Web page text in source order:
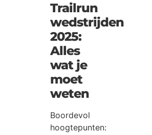
Trailrun
wedstrijden
2025:
Alles
wat je
moet
weten
Boordevol
hoogtepunten: